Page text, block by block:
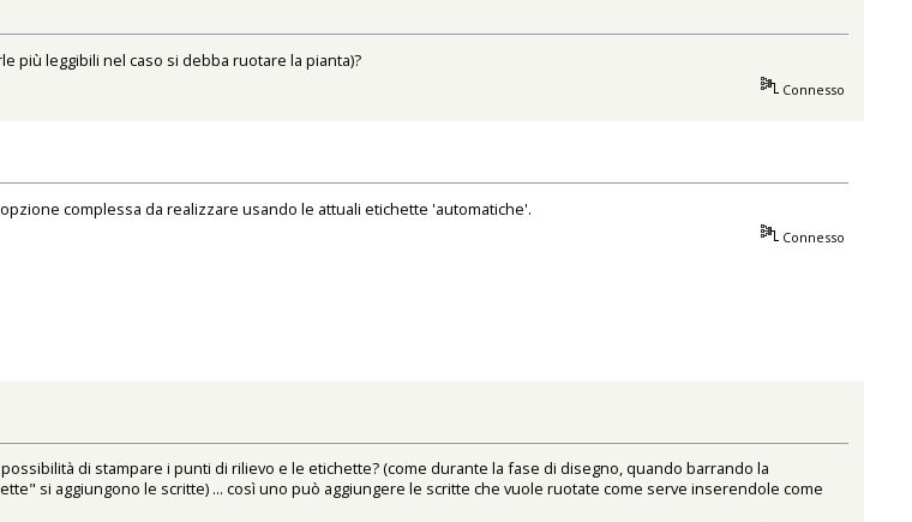
più leggibili nel caso si debba ruotare la pianta)?
Connesso
complessa da realizzare usando le attuali etichette 'automatiche'.
Connesso
di stampare i punti di rilievo e le etichette? (come durante la fase di disegno, quando barrando la
si aggiungono le scritte) ... così uno può aggiungere le scritte che vuole ruotate come serve inserendole come